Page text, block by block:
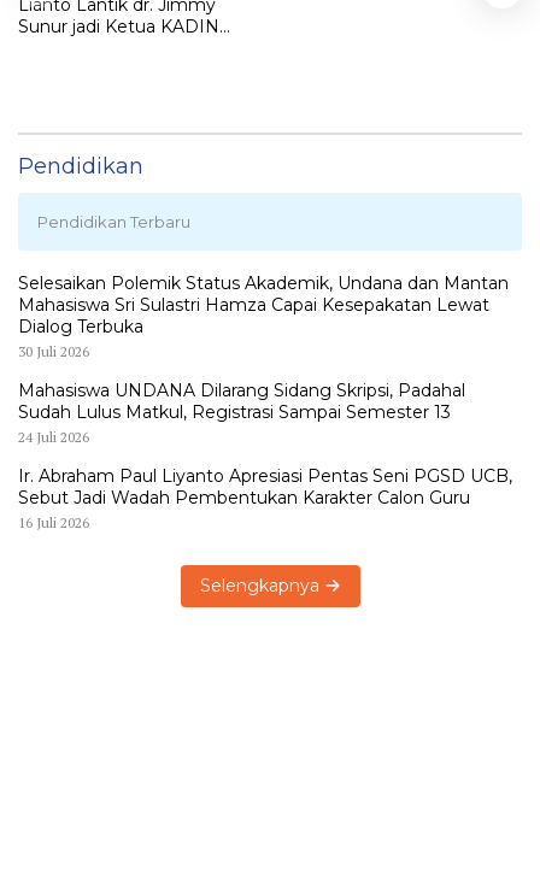
Lianto Lantik dr. Jimmy
Sunur jadi Ketua KADIN
Pendidikan
Pendidikan Terbaru
Selesaikan Polemik Status Akademik, Undana dan Mantan
Mahasiswa Sri Sulastri Hamza Capai Kesepakatan Lewat
Dialog Terbuka
30 Juli 2026
Mahasiswa UNDANA Dilarang Sidang Skripsi, Padahal
Sudah Lulus Matkul, Registrasi Sampai Semester 13
24 Juli 2026
Ir. Abraham Paul Liyanto Apresiasi Pentas Seni PGSD UCB,
Sebut Jadi Wadah Pembentukan Karakter Calon Guru
16 Juli 2026
Selengkapnya